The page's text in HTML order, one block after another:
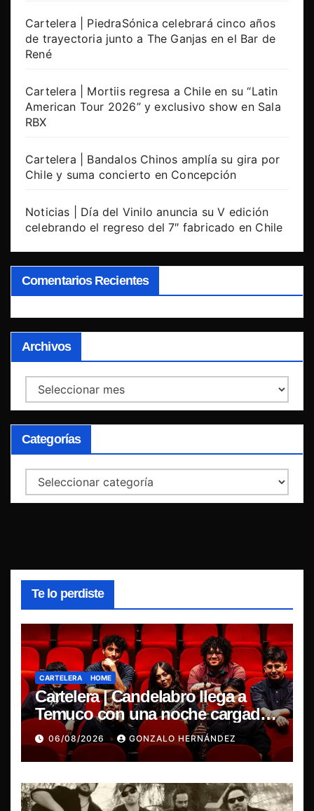
Cartelera | PiedraSónica celebrará cinco años
de trayectoria junto a The Ganjas en el Bar de
René
Cartelera | Mortiis regresa a Chile en su “Latin
American Tour 2026” y exclusivo show en Sala
RBX
Cartelera | Bandalos Chinos amplía su gira por
Chile y suma concierto en Concepción
Noticias | Día del Vinilo anuncia su V edición
celebrando el regreso del 7″ fabricado en Chile
Comentarios Recientes
Archivos
Archivos
Categorías
Categorías
Te lo perdiste
CARTELERA HOME
Cartelera | Candelabro llega a
Temuco con una noche cargada
de indie
06/08/2026 GONZALO HERNÁNDEZ